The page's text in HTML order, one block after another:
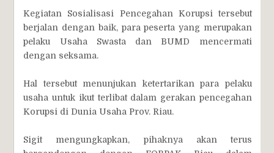
Kegiatan Sosialisasi Pencegahan Korupsi tersebut
berjalan dengan baik, para peserta yang merupakan
pelaku Usaha Swasta dan BUMD mencermati
dengan seksama.
Hal tersebut menunjukan ketertarikan para pelaku
usaha untuk ikut terlibat dalam gerakan pencegahan
Korupsi di Dunia Usaha Prov. Riau.
Sigit mengungkapkan, pihaknya akan terus